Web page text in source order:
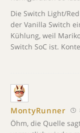
Die Switch Light/
der Vanilla Switch
Kühlung, weil
Switch SoC ist.
MontyRunner
Öhm, die Quelle